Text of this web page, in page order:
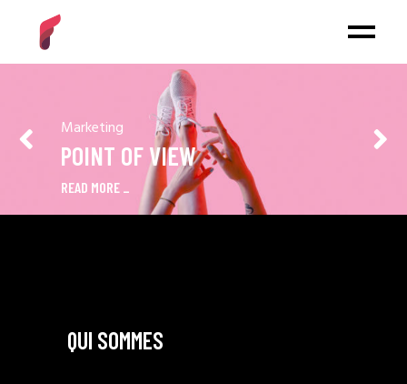
Marketing
POINT OF VIEW
READ MORE
QUI SOMMES